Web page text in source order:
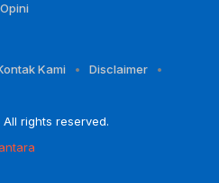
Opini
Kami
Disclaimer
rights reserved.